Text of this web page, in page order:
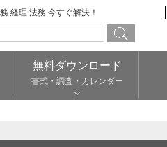
経理 法務 今すぐ解決！
無料ダウンロード
書式・調査・カレンダー